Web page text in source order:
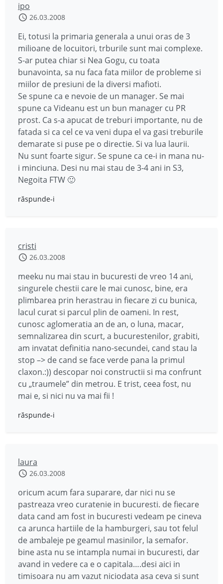
ipo
26.03.2008
Ei, totusi la primaria generala a unui oras de 3
milioane de locuitori, trburile sunt mai complexe.
S-ar putea chiar si Nea Gogu, cu toata
bunavointa, sa nu faca fata miilor de probleme si
miilor de presiuni de la diversi mafioti.
Se spune ca e nevoie de un manager. Se mai
spune ca Videanu est un bun manager cu PR
prost. Ca s-a apucat de treburi importante, nu de
fatada si ca cel ce va veni dupa el va gasi treburile
demarate si puse pe o directie. Si va lua laurii.
Nu sunt foarte sigur. Se spune ca ce-i in mana nu-
i minciuna. Desi nu mai stau de 3-4 ani in S3,
Negoita FTW 🙂
răspunde-i
cristi
26.03.2008
meeku nu mai stau in bucuresti de vreo 14 ani,
singurele chestii care le mai cunosc, bine, era
plimbarea prin herastrau in fiecare zi cu bunica,
lacul curat si parcul plin de oameni. In rest,
cunosc aglomeratia an de an, o luna, macar,
semnalizarea din scurt, a bucurestenilor, grabiti,
am invatat definitia nano-secundei, cand stau la
stop –> de cand se face verde pana la primul
claxon.:)) descopar noi constructii si ma confrunt
cu „traumele” din metrou. E trist, ceea fost, nu
mai e, si nici nu va mai fii !
răspunde-i
laura
26.03.2008
oricum acum fara suparare, dar nici nu se
pastreaza vreo curatenie in bucuresti. de fiecare
data cand am fost in bucuresti vedeam pe cineva
ca arunca hartiile de la hamburgeri, sau tot felul
de ambaleje pe geamul masinilor, la semafor.
bine asta nu se intampla numai in bucuresti, dar
avand in vedere ca e o capitala….desi aici in
timisoara nu am vazut niciodata asa ceva si sunt